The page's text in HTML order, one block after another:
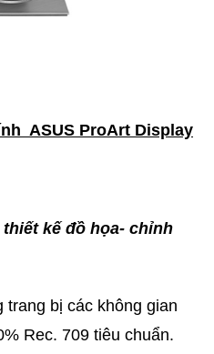
ASUS ProArt Display
kế đồ họa- chỉnh
trang bị các không gian
Rec. 709 tiêu chuẩn.